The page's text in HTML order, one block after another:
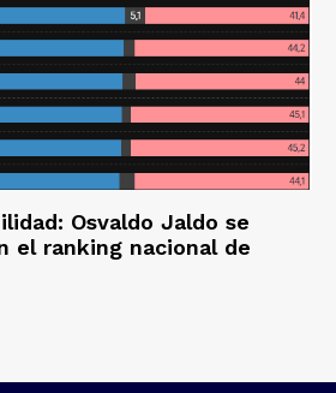
Osvaldo Jaldo se
el ranking nacional de